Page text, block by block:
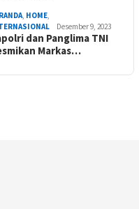
HOME
Desember 9, 2023
dan Panglima TNI
Markas…